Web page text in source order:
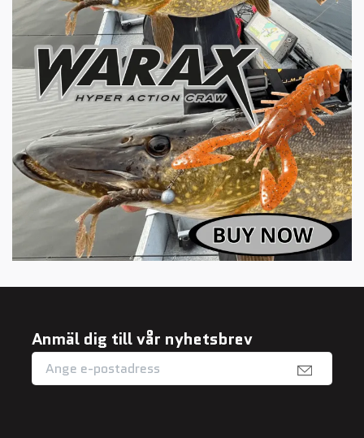
Anmäl dig till vår nyhetsbrev